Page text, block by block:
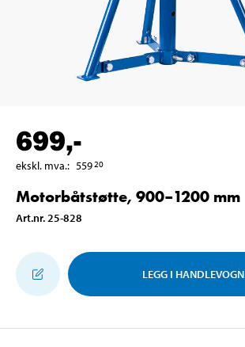
699,-
ekskl. mva.: 55920
Motorbåtstøtte, 900–1200 mm
Art.nr. 25-828
LEGG I HANDLEVOGN